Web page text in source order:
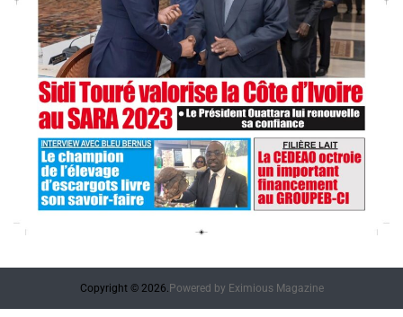
Copyright © 2026. Powered by Eximious Magazine